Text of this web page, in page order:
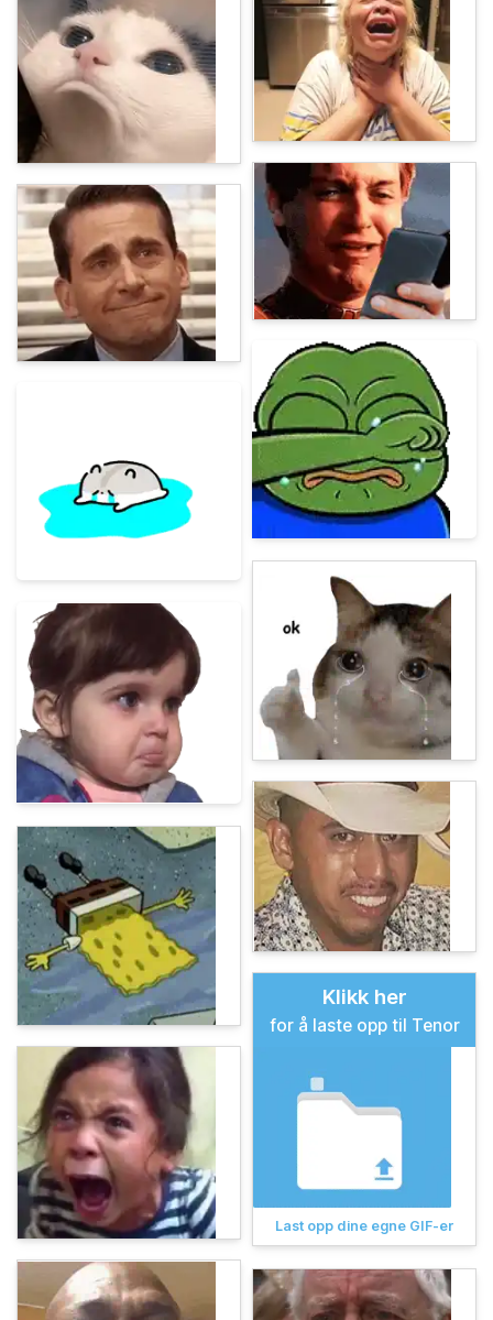
Klikk her
for å laste opp til Tenor
Last opp dine egne GIF-er